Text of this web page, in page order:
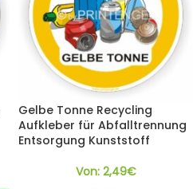
Gelbe Tonne Recycling
Aufkleber für Abfalltrennung
Entsorgung Kunststoff
Von: 2,49€